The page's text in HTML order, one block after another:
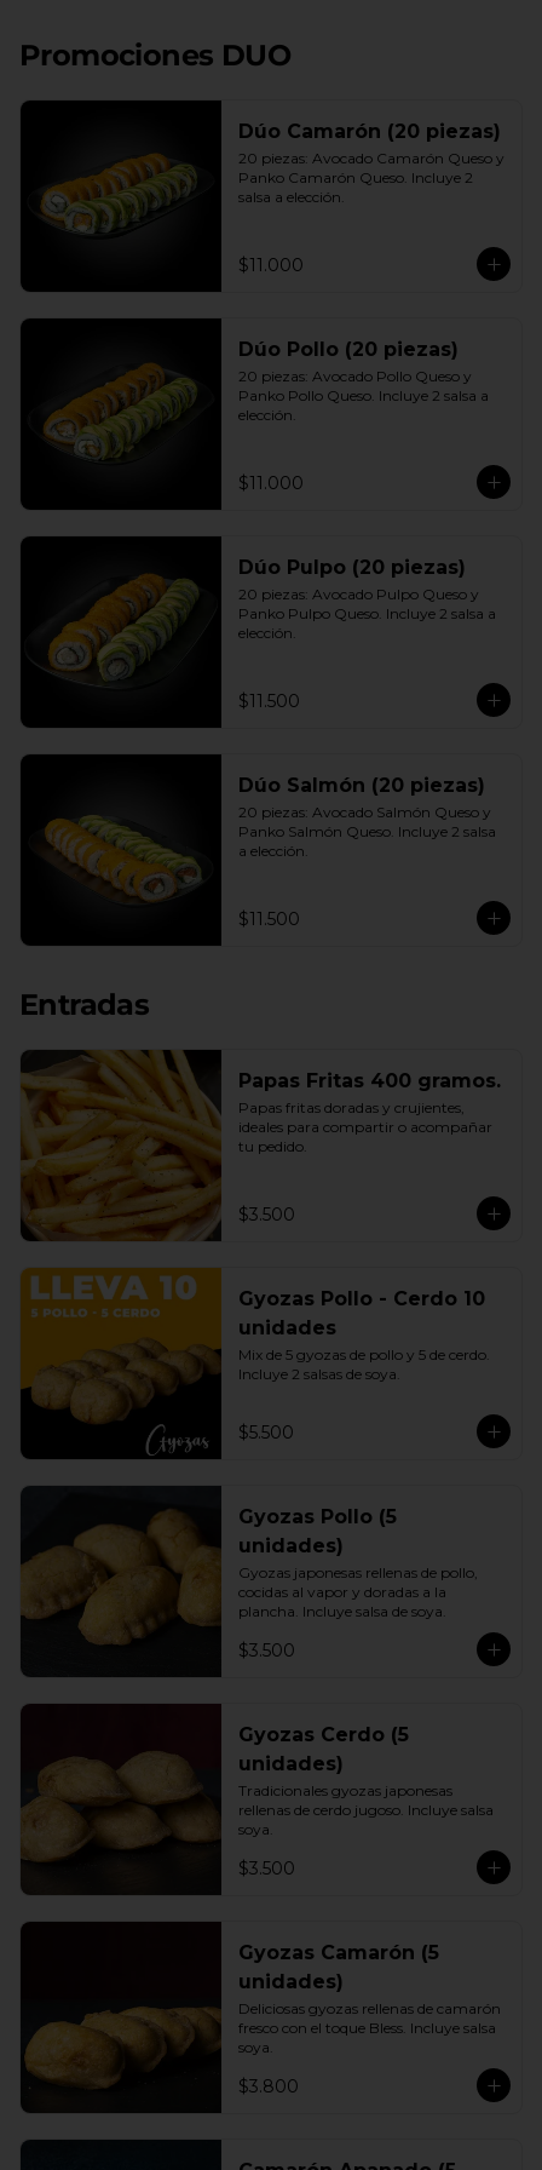
Promociones DUO
Dúo Camarón (20 piezas)
20 piezas: Avocado Camarón Queso y
Panko Camarón Queso. Incluye 2
salsa a elección.
$11.000
Dúo Pollo (20 piezas)
20 piezas: Avocado Pollo Queso y
Panko Pollo Queso. Incluye 2 salsa a
elección.
$11.000
Dúo Pulpo (20 piezas)
20 piezas: Avocado Pulpo Queso y
Panko Pulpo Queso. Incluye 2 salsa a
elección.
$11.500
Dúo Salmón (20 piezas)
20 piezas: Avocado Salmón Queso y
Panko Salmón Queso. Incluye 2 salsa
a elección.
$11.500
Entradas
Papas Fritas 400 gramos.
Papas fritas doradas y crujientes,
ideales para compartir o acompañar
tu pedido.
$3.500
Gyozas Pollo - Cerdo 10
unidades
Mix de 5 gyozas de pollo y 5 de cerdo.
Incluye 2 salsas de soya.
$5.500
Gyozas Pollo (5
unidades)
Gyozas japonesas rellenas de pollo,
cocidas al vapor y doradas a la
plancha. Incluye salsa de soya.
$3.500
Gyozas Cerdo (5
unidades)
Tradicionales gyozas japonesas
rellenas de cerdo jugoso. Incluye salsa
soya.
$3.500
Gyozas Camarón (5
unidades)
Deliciosas gyozas rellenas de camarón
fresco con el toque Bless. Incluye salsa
soya.
$3.800